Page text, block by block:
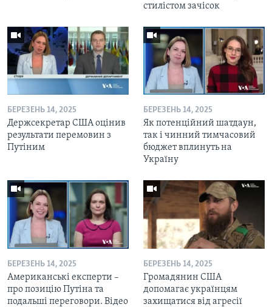
стилістом зачісок
БЕРЕЗЕНЬ 14, 2025
Держсекретар США оцінив
результати перемовин з
Путіним
БЕРЕЗЕНЬ 14, 2025
Як потенційний шатдаун,
так і чинний тимчасовий
бюджет вплинуть на
Україну
БЕРЕЗЕНЬ 14, 2025
Американські експерти –
про позицію Путіна та
подальші переговори. Відео
БЕРЕЗЕНЬ 14, 2025
Громадянин США
допомагає українцям
захищатися від агресії